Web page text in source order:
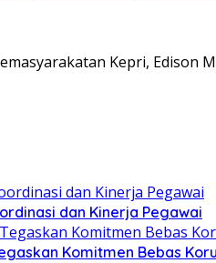
Kepri,
dan Kinerja Pegawai
Komitmen Bebas